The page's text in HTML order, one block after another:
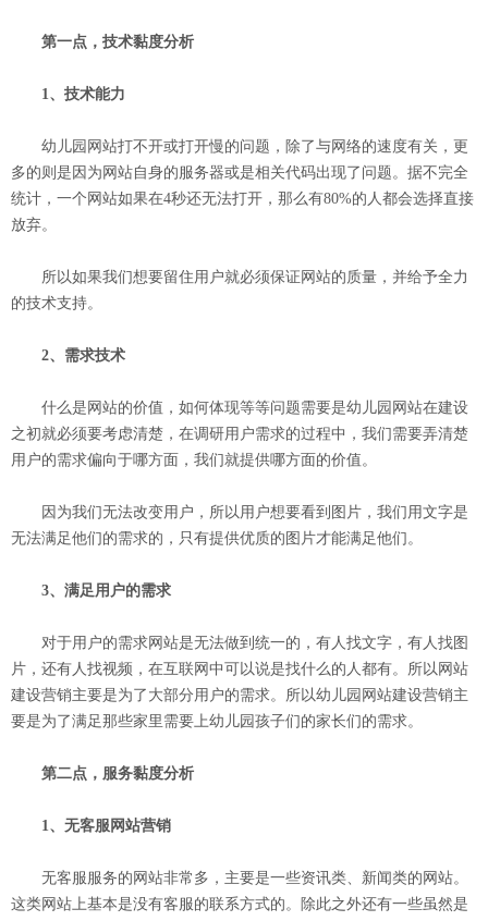
第一点，技术黏度分析
1、技术能力
幼儿园网站打不开或打开慢的问题，除了与网络的速度有关，更
多的则是因为网站自身的服务器或是相关代码出现了问题。据不完全
统计，一个网站如果在4秒还无法打开，那么有80%的人都会选择直接
放弃。
所以如果我们想要留住用户就必须保证网站的质量，并给予全力
的技术支持。
2、需求技术
什么是网站的价值，如何体现等等问题需要是幼儿园网站在建设
之初就必须要考虑清楚，在调研用户需求的过程中，我们需要弄清楚
用户的需求偏向于哪方面，我们就提供哪方面的价值。
因为我们无法改变用户，所以用户想要看到图片，我们用文字是
无法满足他们的需求的，只有提供优质的图片才能满足他们。
3、满足用户的需求
对于用户的需求网站是无法做到统一的，有人找文字，有人找图
片，还有人找视频，在互联网中可以说是找什么的人都有。所以网站
建设营销主要是为了大部分用户的需求。所以幼儿园网站建设营销主
要是为了满足那些家里需要上幼儿园孩子们的家长们的需求。
第二点，服务黏度分析
1、无客服网站营销
无客服服务的网站非常多，主要是一些资讯类、新闻类的网站。
这类网站上基本是没有客服的联系方式的。除此之外还有一些虽然是